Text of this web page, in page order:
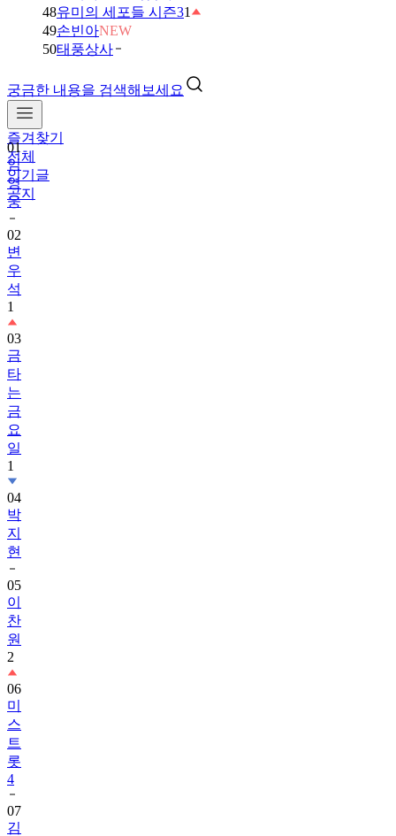
48유미의 세포들 시즌31
49손빈아NEW
50태풍상사
궁금한 내용을 검색해보세요
즐겨찾기
전체
인기글
공지
01
임
영
웅
02
변
우
석
1
03
금
타
는
금
요
일
1
04
박
지
현
05
이
찬
원
2
06
미
스
트
롯
4
07
김